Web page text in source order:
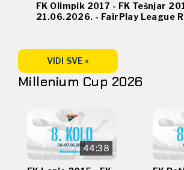
FK Olimpik 2017 - FK Tešnjar
21.06.2026. - FairPlay League
VIDI SVE »
Millenium Cup 2026
44:38